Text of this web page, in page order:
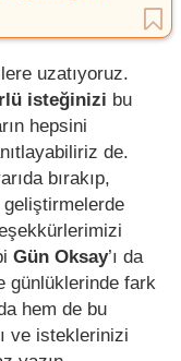
uzatıyoruz.
isteğinizi bu
hepsini
de.
bırakıp,
geliştirmelerde
Gün Oksay’ı da
günlüklerinde fark
hem de bu
ve isteklerinizi